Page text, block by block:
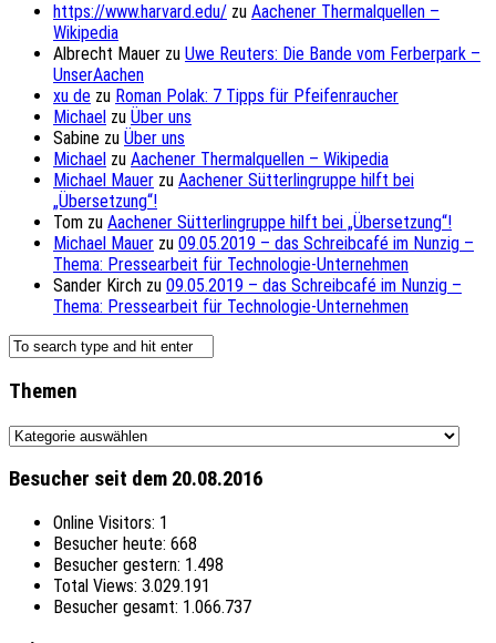
https://www.harvard.edu/ zu Aachener Thermalquellen –
Wikipedia
Albrecht Mauer zu Uwe Reuters: Die Bande vom Ferberpark –
UnserAachen
xu de zu Roman Polak: 7 Tipps für Pfeifenraucher
Michael zu Über uns
Sabine zu Über uns
Michael zu Aachener Thermalquellen – Wikipedia
Michael Mauer zu Aachener Sütterlingruppe hilft bei
„Übersetzung“!
Tom zu Aachener Sütterlingruppe hilft bei „Übersetzung“!
Michael Mauer zu 09.05.2019 – das Schreibcafé im Nunzig –
Thema: Pressearbeit für Technologie-Unternehmen
Sander Kirch zu 09.05.2019 – das Schreibcafé im Nunzig –
Thema: Pressearbeit für Technologie-Unternehmen
Themen
Themen
Besucher seit dem 20.08.2016
Online Visitors: 1
Besucher heute: 668
Besucher gestern: 1.498
Total Views: 3.029.191
Besucher gesamt: 1.066.737